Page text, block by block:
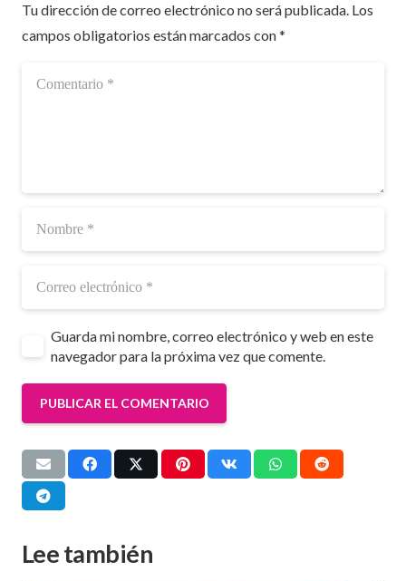
Tu dirección de correo electrónico no será publicada. Los
campos obligatorios están marcados con*
Guarda mi nombre, correo electrónico y web en este
navegador para la próxima vez que comente.
PUBLICAR EL COMENTARIO
Lee también